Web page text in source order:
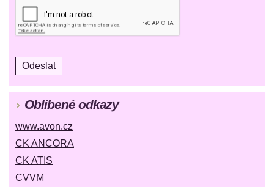
Oblíbené odkazy
www.avon.cz
CK ANCORA
CK ATIS
CVVM